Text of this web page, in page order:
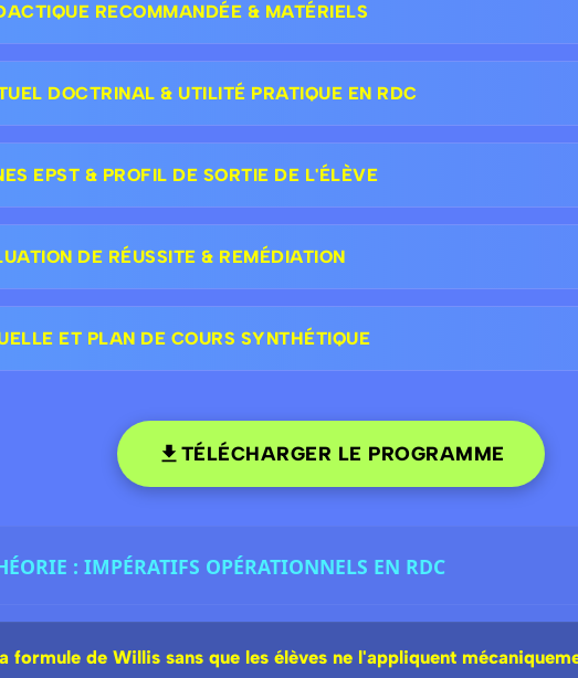
RECOMMANDÉE & MATÉRIELS
DOCTRINAL & UTILITÉ PRATIQUE EN RDC
EPST & PROFIL DE SORTIE DE L'ÉLÈVE
DE RÉUSSITE & REMÉDIATION
ET PLAN DE COURS SYNTHÉTIQUE
TÉLÉCHARGER LE PROGRAMME
: IMPÉRATIFS OPÉRATIONNELS EN RDC
formule de Willis sans que les élèves ne l'appliquent